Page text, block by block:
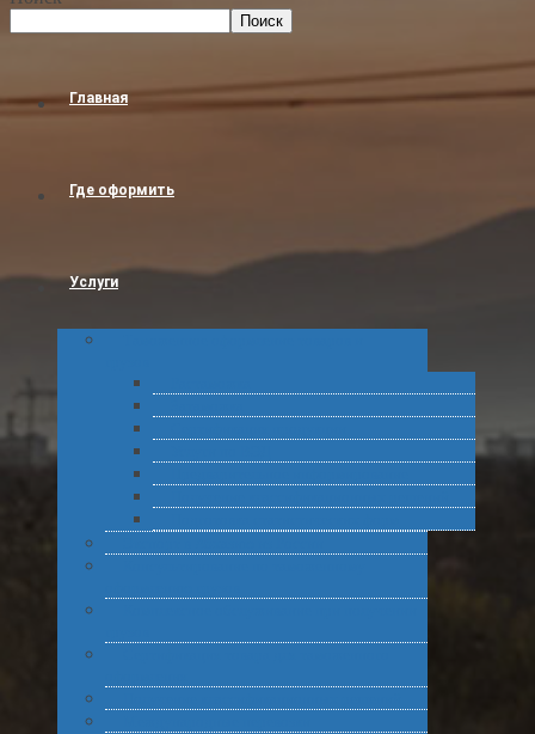
Поиск
Главная
Где оформить
Услуги